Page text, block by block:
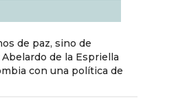
de paz, sino de
de la Espriella
con una política de